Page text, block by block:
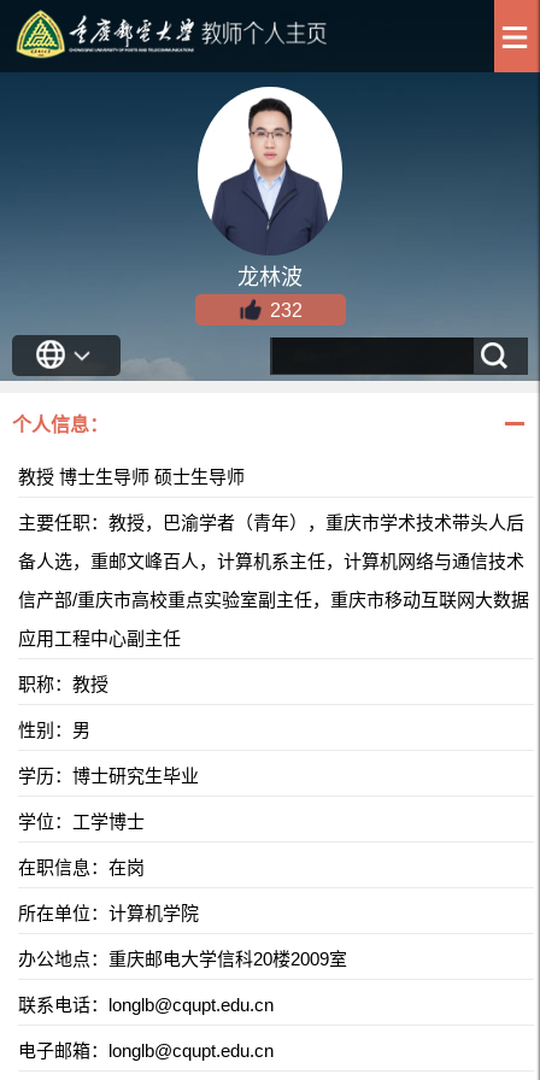
龙林波
232
个人信息：
教授 博士生导师 硕士生导师
主要任职：教授，巴渝学者（青年），重庆市学术技术带头人后
备人选，重邮文峰百人，计算机系主任，计算机网络与通信技术
信产部/重庆市高校重点实验室副主任，重庆市移动互联网大数据
应用工程中心副主任
职称：教授
性别：男
学历：博士研究生毕业
学位：工学博士
在职信息：在岗
所在单位：计算机学院
办公地点：重庆邮电大学信科20楼2009室
联系电话：longlb@cqupt.edu.cn
电子邮箱： longlb@cqupt.edu.cn